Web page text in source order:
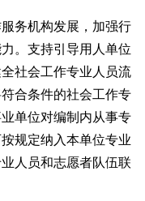
务机构发展，加强行
。支持引导用人单位
社会工作专业人员流
合条件的社会工作专
单位对编制内从事专
规定纳入本单位专业
人员和志愿者队伍联